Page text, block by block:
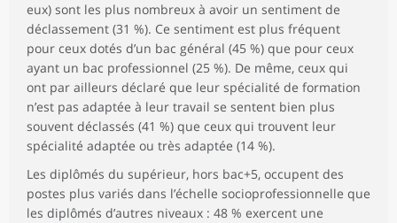
eux) sont les plus nombreux à avoir un sentiment de
déclassement (31 %). Ce sentiment est plus fréquent
pour ceux dotés d’un bac général (45 %) que pour ceux
ayant un bac professionnel (25 %). De même, ceux qui
ont par ailleurs déclaré que leur spécialité de formation
n’est pas adaptée à leur travail se sentent bien plus
souvent déclassés (41 %) que ceux qui trouvent leur
spécialité adaptée ou très adaptée (14 %).
Les diplômés du supérieur, hors bac+5, occupent des
postes plus variés dans l’échelle socioprofessionnelle que
les diplômés d’autres niveaux : 48 % exercent une